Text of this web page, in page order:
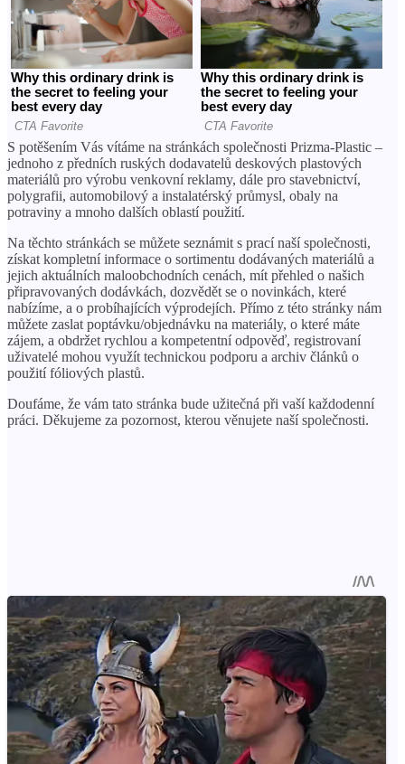
S potěšením Vás vítáme na stránkách společnosti Prizma-Plastic –
jednoho z předních ruských dodavatelů deskových plastových
materiálů pro výrobu venkovní reklamy, dále pro stavebnictví,
polygrafii, automobilový a instalatérský průmysl, obaly na
potraviny a mnoho dalších oblastí použití.
Na těchto stránkách se můžete seznámit s prací naší společnosti,
získat kompletní informace o sortimentu dodávaných materiálů a
jejich aktuálních maloobchodních cenách, mít přehled o našich
připravovaných dodávkách, dozvědět se o novinkách, které
nabízíme, a o probíhajících výprodejích. Přímo z této stránky nám
můžete zaslat poptávku/objednávku na materiály, o které máte
zájem, a obdržet rychlou a kompetentní odpověď, registrovaní
uživatelé mohou využít technickou podporu a archiv článků o
použití fóliových plastů.
Doufáme, že vám tato stránka bude užitečná při vaší každodenní
práci. Děkujeme za pozornost, kterou věnujete naší společnosti.